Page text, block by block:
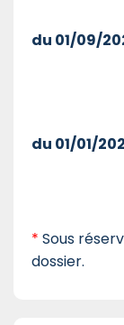
du 01/09/
du 01/01/
* Sous
dossier.